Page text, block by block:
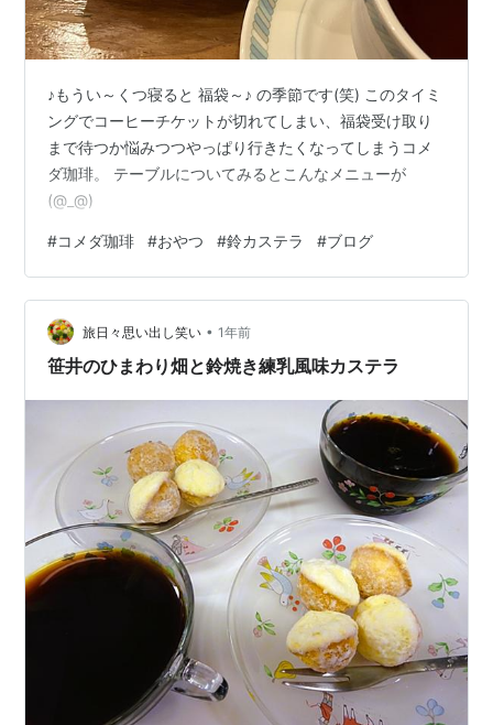
♪もうい～くつ寝ると 福袋～♪ の季節です(笑) このタイミ
ングでコーヒーチケットが切れてしまい、福袋受け取り
まで待つか悩みつつやっぱり行きたくなってしまうコメ
ダ珈琲。 テーブルについてみるとこんなメニューが
(@_@)
#コメダ珈琲 #おやつ #鈴カステラ #ブログ
旅日々思い出し笑い • 1年前
笹井のひまわり畑と鈴焼き練乳風味カステラ